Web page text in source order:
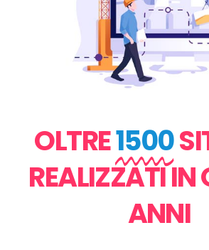
OLTRE1500
REALIZZATI IN
ANNI